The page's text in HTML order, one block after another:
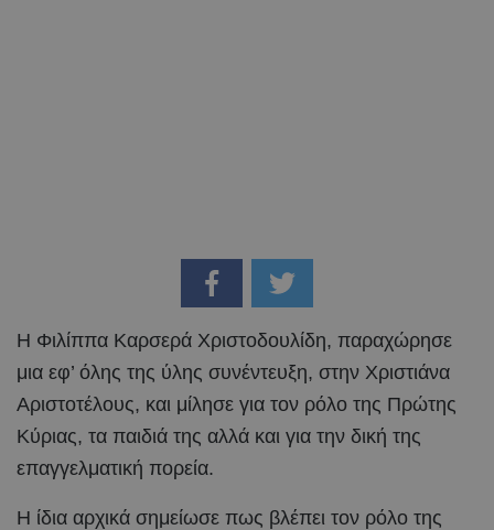
Η Φιλίππα Καρσερά Χριστοδουλίδη, παραχώρησε
μια εφ’ όλης της ύλης συνέντευξη, στην Χριστιάνα
Αριστοτέλους, και μίλησε για τον ρόλο της Πρώτης
Κύριας, τα παιδιά της αλλά και για την δική της
επαγγελματική πορεία.
Η ίδια αρχικά σημείωσε πως βλέπει τον ρόλο της